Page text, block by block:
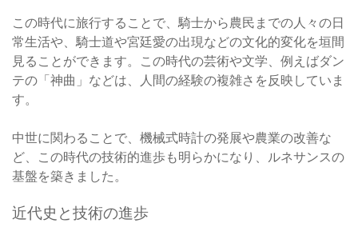
この時代に旅行することで、騎士から農民までの人々の日
常生活や、騎士道や宮廷愛の出現などの文化的変化を垣間
見ることができます。この時代の芸術や文学、例えばダン
テの「神曲」などは、人間の経験の複雑さを反映していま
す。
中世に関わることで、機械式時計の発展や農業の改善な
ど、この時代の技術的進歩も明らかになり、ルネサンスの
基盤を築きました。
近代史と技術の進歩